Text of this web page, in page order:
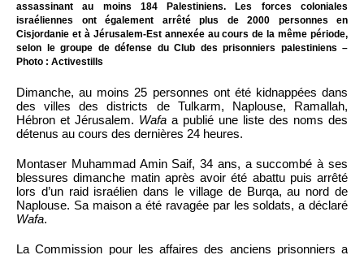
assassinant au moins 184 Palestiniens. Les forces coloniales
israéliennes ont également arrêté plus de 2000 personnes en
Cisjordanie et à Jérusalem-Est annexée au cours de la même période,
selon le groupe de défense du Club des prisonniers palestiniens –
Photo : Activestills
Dimanche, au moins 25 personnes ont été kidnappées dans
des villes des districts de Tulkarm, Naplouse, Ramallah,
Hébron et Jérusalem. Wafa a publié une liste des noms des
détenus au cours des dernières 24 heures.
Montaser Muhammad Amin Saif, 34 ans, a succombé à ses
blessures dimanche matin après avoir été abattu puis arrêté
lors d’un raid israélien dans le village de Burqa, au nord de
Naplouse. Sa maison a été ravagée par les soldats, a déclaré
Wafa.
La Commission pour les affaires des anciens prisonniers a